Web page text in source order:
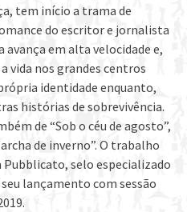
tem início a trama de
do escritor e jornalista
avança em alta velocidade e,
vida nos grandes centros
identidade enquanto,
histórias de sobrevivência.
de “Sob o céu de agosto”,
de inverno”. O trabalho
selo especializado
lançamento com sessão